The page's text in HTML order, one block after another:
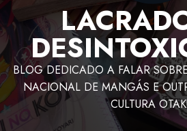
BLOG DEDICADO A FALAR
NACIONAL DE MANGÁS E
CULTURA